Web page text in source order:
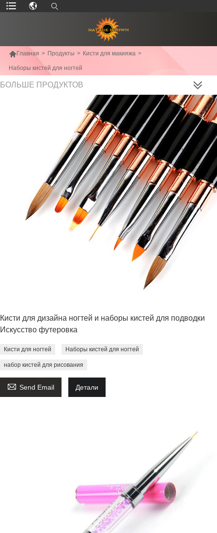
Главная > Продукты > Кисти для макияжа >
Наборы кистей для ногтей
БОЛЬШЕ ПРОДУКТОВ
Кисти для дизайна ногтей и наборы кистей для подводки
Искусство футеровка
Кисти для ногтей Наборы кистей для ногтей
набор кистей для рисования
 Send Email Детали